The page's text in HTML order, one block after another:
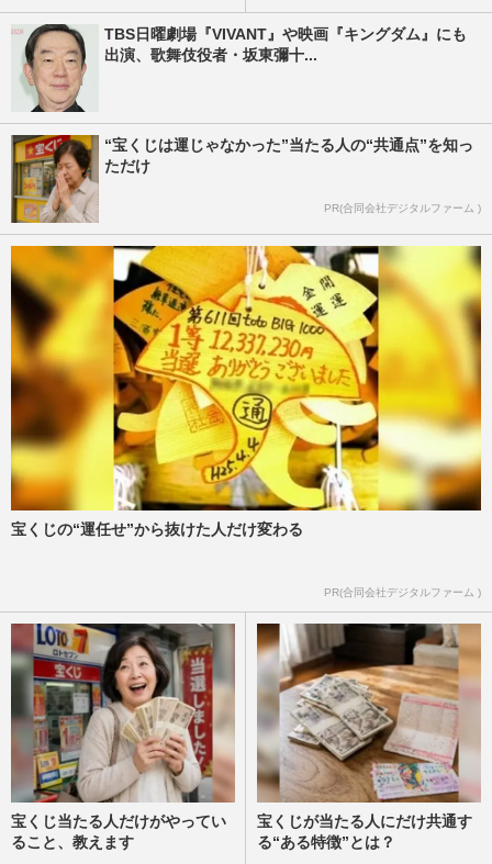
TBS日曜劇場『VIVANT』や映画『キングダム』にも
出演、歌舞伎役者・坂東彌十...
“宝くじは運じゃなかった”当たる人の“共通点”を知っ
ただけ
PR(合同会社デジタルファーム )
宝くじの“運任せ”から抜けた人だけ変わる
PR(合同会社デジタルファーム )
宝くじ当たる人だけがやってい
ること、教えます
宝くじが当たる人にだけ共通す
る“ある特徴”とは？